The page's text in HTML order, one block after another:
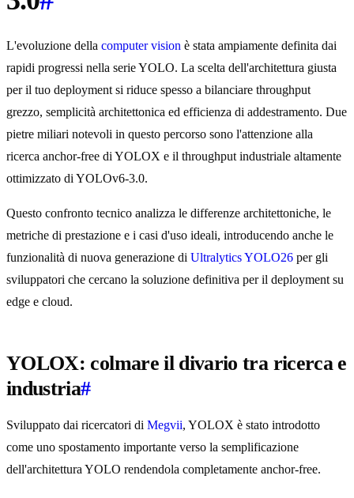
L'evoluzione della computer vision è stata ampiamente definita dai
rapidi progressi nella serie YOLO. La scelta dell'architettura giusta
per il tuo deployment si riduce spesso a bilanciare throughput
grezzo, semplicità architettonica ed efficienza di addestramento. Due
pietre miliari notevoli in questo percorso sono l'attenzione alla
ricerca anchor-free di YOLOX e il throughput industriale altamente
ottimizzato di YOLOv6-3.0.
Questo confronto tecnico analizza le differenze architettoniche, le
metriche di prestazione e i casi d'uso ideali, introducendo anche le
funzionalità di nuova generazione di Ultralytics YOLO26 per gli
sviluppatori che cercano la soluzione definitiva per il deployment su
edge e cloud.
YOLOX: colmare il divario tra ricerca e
industria#
Sviluppato dai ricercatori di Megvii, YOLOX è stato introdotto
come uno spostamento importante verso la semplificazione
dell'architettura YOLO rendendola completamente anchor-free.